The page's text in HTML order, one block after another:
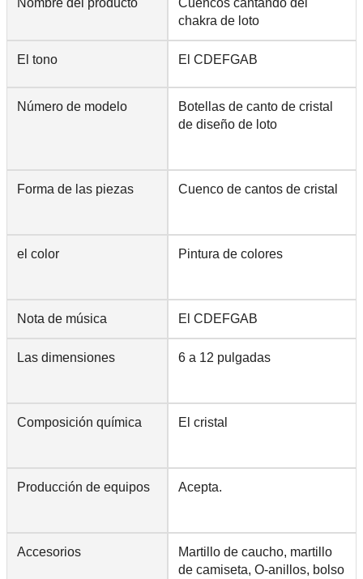
chakra de loto
El tono El CDEFGAB
Número de modelo
Botellas de canto de cristal
de diseño de loto
Forma de las piezas Cuenco de cantos de cristal
el color Pintura de colores
Nota de música El CDEFGAB
Las dimensiones 6 a 12 pulgadas
Composición química El cristal
Producción de equipos Acepta.
Accesorios
Martillo de caucho, martillo
de camiseta, O-anillos, bolso